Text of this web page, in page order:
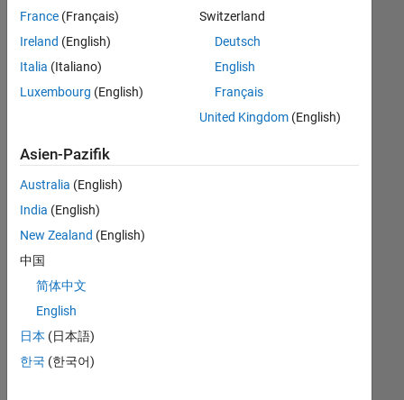
fassen
oder
alle
Stellenangebote
anzeigen .
noch
keine
offenen
Stellen
können,
die
Ihren
entsprechen,
werden
France (Français)
Ireland (English)
Italia (Italiano)
Luxembourg (English)
Switzerland
Deutsch
English
Français
United Kingdom(English)
Asien-Pazifik
Australia (English)
India (English)
New Zealand (English)
中国
简体中文
English
日本 (日本語)
한국 (한국어)